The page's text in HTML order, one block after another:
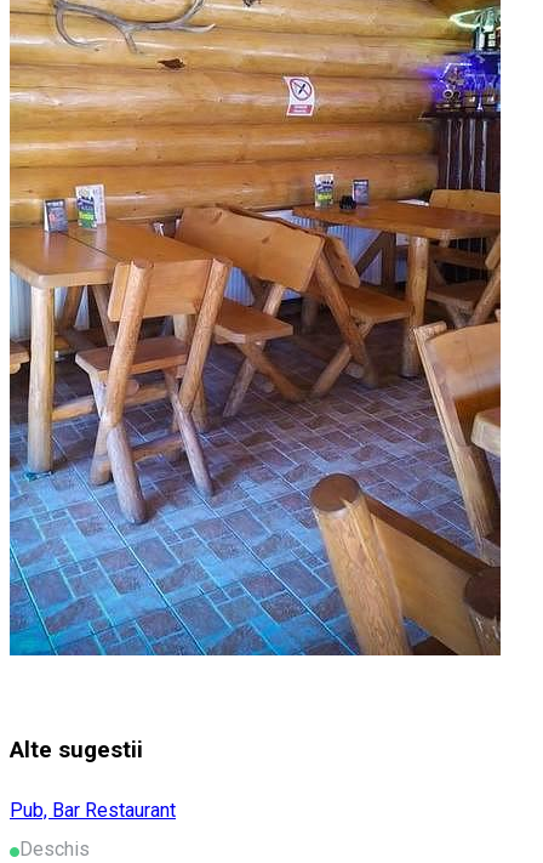
Alte sugestii
Pub, Bar Restaurant
Deschis